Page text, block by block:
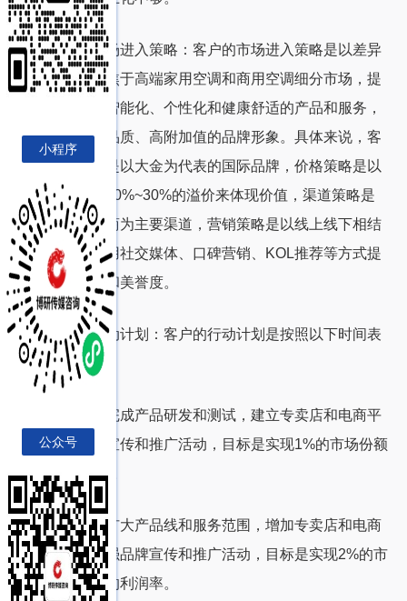
客户的市场进入策略：客户的市场进入策略是以差异
化为核心，聚焦于高端家用空调和商用空调细分市场，提
供高效节能、智能化、个性化和健康舒适的产品和服务，
打造专业、高品质、高附加值的品牌形象。具体来说，客
户的产品定位是以大金为代表的国际品牌，价格策略是以
高于国内品牌
20%~30%的溢价来体现价值，渠道策略是
以专卖店和电商为主要渠道，营销策略是以线上线下相结
合的方式，利用社交媒体、口碑营销、
KOL推荐等方式提
升品牌知名度和美誉度。
客户的行动计划：客户的行动计划是按照以下时间表
进行：
第一年：完成产品研发和测试，建立专卖店和电商平
台，开展品牌宣传和推广活动，目标是实现1%的市场份额
和 5%的利润率。
第二年：扩大产品线和服务范围，增加专卖店和电商
平台数量，加强品牌宣传和推广活动，目标是实现2%的市
场份额和10%的利润率。
小程序
公众号